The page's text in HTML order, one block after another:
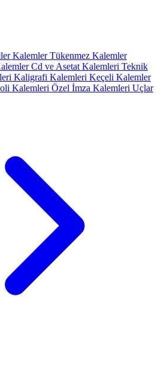
KalemlerTükenmez Kalemler
Cd ve Asetat Kalemleri Teknik
Kaligrafi Kalemleri Keçeli Kalemler
Kalemleri Özel İmza Kalemleri Uçlar